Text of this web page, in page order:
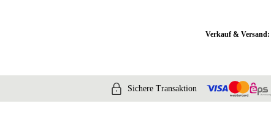
Verkauf & Versand:
Sichere Transaktion